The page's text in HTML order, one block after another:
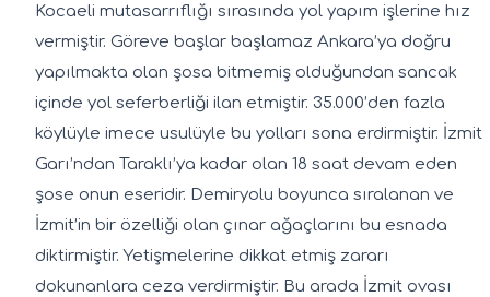
Kocaeli mutasarrıflığı sırasında yol yapım işlerine hız
vermiştir. Göreve başlar başlamaz Ankara’ya doğru
yapılmakta olan şosa bitmemiş olduğundan sancak
içinde yol seferberliği ilan etmiştir. 35.000’den fazla
köylüyle imece usulüyle bu yolları sona erdirmiştir. İzmit
Garı’ndan Taraklı’ya kadar olan 18 saat devam eden
şose onun eseridir. Demiryolu boyunca sıralanan ve
İzmit’in bir özelliği olan çınar ağaçlarını bu esnada
diktirmiştir. Yetişmelerine dikkat etmiş zararı
dokunanlara ceza verdirmiştir. Bu arada İzmit ovası